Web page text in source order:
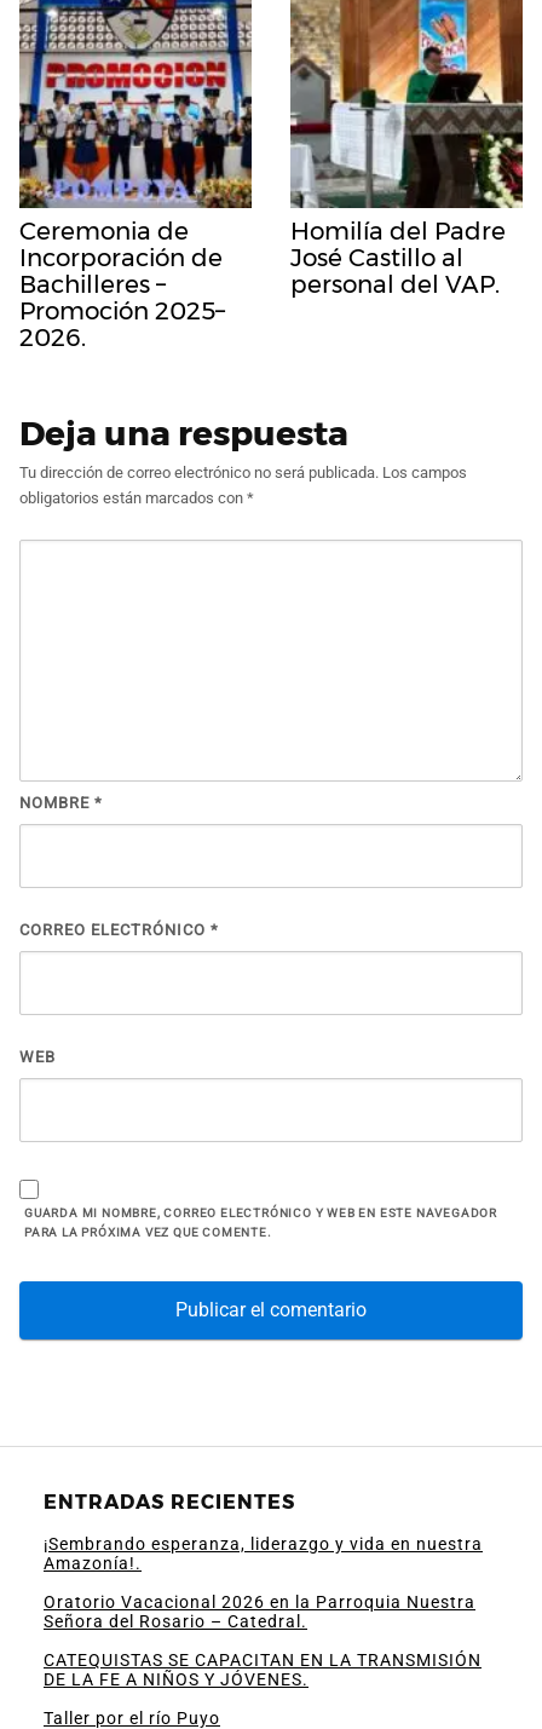
Ceremonia de
Incorporación de
Bachilleres –
Promoción 2025–
2026.
Homilía del Padre
José Castillo al
personal del VAP.
Deja una respuesta
Tu dirección de correo electrónico no será publicada. Los campos
obligatorios están marcados con *
NOMBRE *
CORREO ELECTRÓNICO *
WEB
GUARDA MI NOMBRE, CORREO ELECTRÓNICO Y WEB EN ESTE NAVEGADOR
PARA LA PRÓXIMA VEZ QUE COMENTE.
ENTRADAS RECIENTES
¡Sembrando esperanza, liderazgo y vida en nuestra
Amazonía!.
Oratorio Vacacional 2026 en la Parroquia Nuestra
Señora del Rosario – Catedral.
CATEQUISTAS SE CAPACITAN EN LA TRANSMISIÓN
DE LA FE A NIÑOS Y JÓVENES.
Taller por el río Puyo